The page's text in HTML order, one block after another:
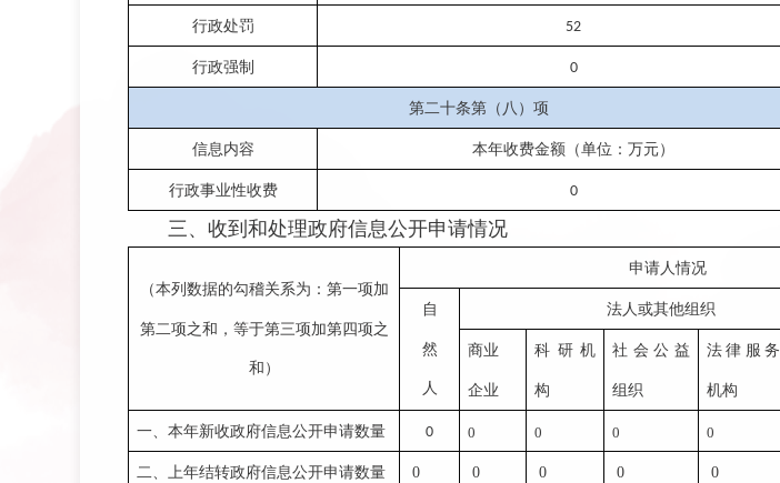
行政处罚 52
行政强制 0
第二十条第（八）项
信息内容 本年收费金额（单位：万元）
行政事业性收费 0
三、收到和处理政府信息公开申请情况
（本列数据的勾稽关系为：第一项加
第二项之和，等于第三项加第四项之
和）
申请人情况
自
然
人
法人或其他组织
商业
企业
科研机
构
社会公益
组织
法律服务
机构
一、本年新收政府信息公开申请数量 0 0 0 0 0
二、上年结转政府信息公开申请数量 0 0 0 0 0